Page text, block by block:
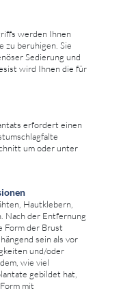
werden Ihnen
zu beruhigen. Sie
Sedierung und
wird Ihnen die für
erfordert einen
um oder unter
Hautklebern,
Nach der Entfernung
Form der Brust
sein als vor
und/oder
wie viel
gebildet hat,
mit